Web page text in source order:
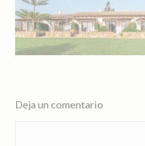
Deja un comentario